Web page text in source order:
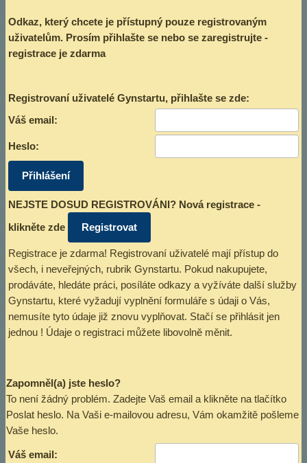
Odkaz, který chcete je přístupný pouze registrovaným
uživatelům. Prosím přihlašte se nebo se zaregistrujte -
registrace je zdarma
Registrovaní uživatelé Gynstartu, přihlašte se zde:
Váš email:
Heslo:
NEJSTE DOSUD REGISTROVÁNI? Nová registrace -
klikněte zde
Registrace je zdarma! Registrovaní uživatelé mají přístup do
všech, i neveřejných, rubrik Gynstartu. Pokud nakupujete,
prodáváte, hledáte práci, posíláte odkazy a vyžíváte další služby
Gynstartu, které vyžadují vyplnění formuláře s údaji o Vás,
nemusíte tyto údaje již znovu vyplňovat. Stačí se přihlásit jen
jednou ! Údaje o registraci můžete libovolně měnit.
Zapomněl(a) jste heslo?
To není žádný problém. Zadejte Vaš email a klikněte na tlačítko
Poslat heslo. Na Vaši e-mailovou adresu, Vám okamžitě pošleme
Vaše heslo.
Váš email: